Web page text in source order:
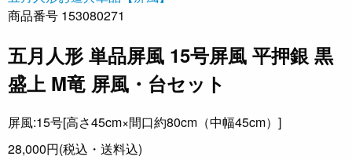
商品番号 153080271
五月人形 単品屏風 15号屏風 平押銀 黒
盛上 M竜 屏風・台セット
屏風:15号[高さ45cm×間口約80cm（中幅45cm）]
28,000円(税込・送料込)